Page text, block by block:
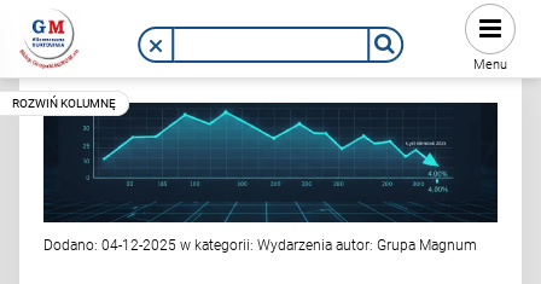
Menu
Dodano: 04-12-2025 w kategorii: Wydarzenia autor: Grupa Magnum